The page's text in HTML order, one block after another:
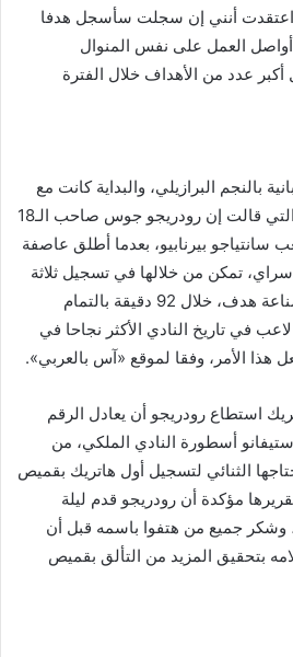
اعتقدت أنني إن سجلت سأسجل هدفا
العمل على نفس المنوال
عدد من الأهداف خلال الفترة
بالنجم البرازيلي، والبداية كانت مع
جريدة «ماركا» الإسبانية، والتي قالت إن رودريجو جوس صاحب الـ18
سانتياجو بيرنابيو، بعدما أطلق عاصفة
تمكن من خلالها في تسجيل ثلاثة
أهداف «هاتريك مثالي» وصناعة هدف، خلال 92 دقيقة بالتمام
في تاريخ النادي الأكثر نجاحا في
هذا الأمر، وفقا لموقع «آس بالعربي».
استطاع رودريجو أن يعادل الرقم
أسطورة النادي الملكي، من
الثنائي لتسجيل أول هاتريك بقميص
مؤكدة أن رودريجو قدم ليلة
وشكر جميع من هتفوا باسمه قبل أن
بتحقيق المزيد من التألق بقميص